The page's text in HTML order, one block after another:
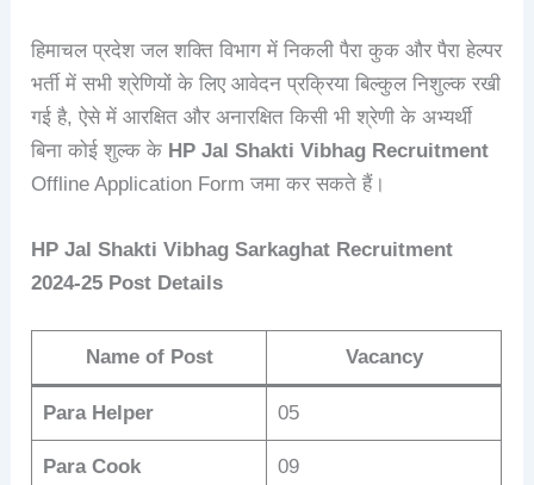
हिमाचल प्रदेश जल शक्ति विभाग में निकली पैरा कुक और पैरा हेल्पर
भर्ती में सभी श्रेणियों के लिए आवेदन प्रक्रिया बिल्कुल निशुल्क रखी
गई है, ऐसे में आरक्षित और अनारक्षित किसी भी श्रेणी के अभ्यर्थी
बिना कोई शुल्क के HP Jal Shakti Vibhag Recruitment
Offline Application Form जमा कर सकते हैं।
HP Jal Shakti VibhagSarkaghat Recruitment
2024-25 Post Details
Name of Post Vacancy
Para Helper 05
Para Cook 09